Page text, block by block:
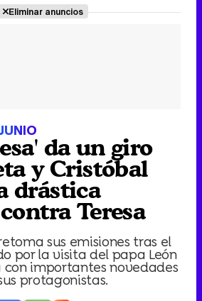
Eliminar anuncios
da un giro
y Cristóbal
drástica
Teresa
sus emisiones tras el
por la visita del papa León
con importantes novedades
protagonistas.